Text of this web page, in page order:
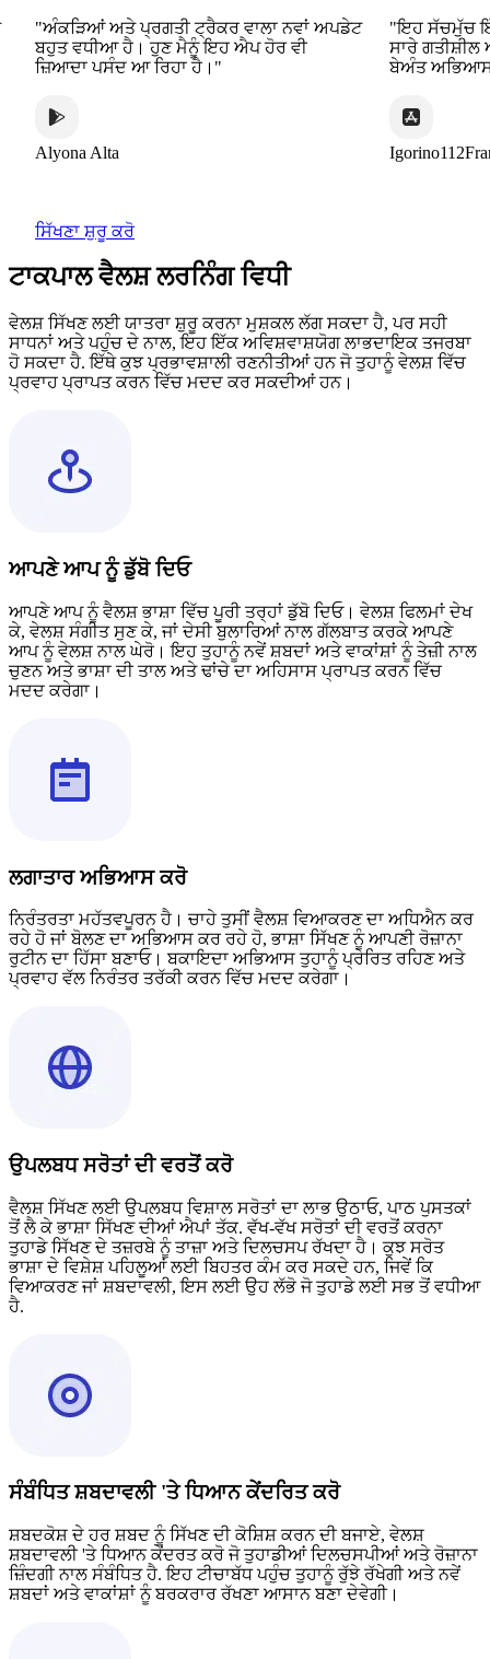
"ਅੰਕੜਿਆਂ ਅਤੇ ਪ੍ਰਗਤੀ ਟ੍ਰੈਕਰ ਵਾਲਾ ਨਵਾਂ ਅਪਡੇਟ
ਬਹੁਤ ਵਧੀਆ ਹੈ। ਹੁਣ ਮੈਨੂੰ ਇਹ ਐਪ ਹੋਰ ਵੀ
ਜ਼ਿਆਦਾ ਪਸੰਦ ਆ ਰਿਹਾ ਹੈ।"
Alyona Alta
"ਇਹ ਸੱਚਮੁੱਚ ਇੱਕ
ਸਾਰੇ ਗਤੀਸ਼ੀਲ
ਬੇਅੰਤ ਅਭਿਆਸ
Igorino112France
ਸਿੱਖਣਾ ਸ਼ੁਰੂ ਕਰੋ
ਟਾਕਪਾਲ ਵੈਲਸ਼ ਲਰਨਿੰਗ ਵਿਧੀ
ਵੇਲਸ਼ ਸਿੱਖਣ ਲਈ ਯਾਤਰਾ ਸ਼ੁਰੂ ਕਰਨਾ ਮੁਸ਼ਕਲ ਲੱਗ ਸਕਦਾ ਹੈ, ਪਰ ਸਹੀ
ਸਾਧਨਾਂ ਅਤੇ ਪਹੁੰਚ ਦੇ ਨਾਲ, ਇਹ ਇੱਕ ਅਵਿਸ਼ਵਾਸ਼ਯੋਗ ਲਾਭਦਾਇਕ ਤਜਰਬਾ
ਹੋ ਸਕਦਾ ਹੈ. ਇੱਥੇ ਕੁਝ ਪ੍ਰਭਾਵਸ਼ਾਲੀ ਰਣਨੀਤੀਆਂ ਹਨ ਜੋ ਤੁਹਾਨੂੰ ਵੇਲਸ਼ ਵਿੱਚ
ਪ੍ਰਵਾਹ ਪ੍ਰਾਪਤ ਕਰਨ ਵਿੱਚ ਮਦਦ ਕਰ ਸਕਦੀਆਂ ਹਨ।
ਆਪਣੇ ਆਪ ਨੂੰ ਡੁੱਬੋ ਦਿਓ
ਆਪਣੇ ਆਪ ਨੂੰ ਵੈਲਸ਼ ਭਾਸ਼ਾ ਵਿੱਚ ਪੂਰੀ ਤਰ੍ਹਾਂ ਡੁੱਬੋ ਦਿਓ। ਵੇਲਸ਼ ਫਿਲਮਾਂ ਦੇਖ
ਕੇ, ਵੇਲਸ਼ ਸੰਗੀਤ ਸੁਣ ਕੇ, ਜਾਂ ਦੇਸੀ ਬੁਲਾਰਿਆਂ ਨਾਲ ਗੱਲਬਾਤ ਕਰਕੇ ਆਪਣੇ
ਆਪ ਨੂੰ ਵੇਲਸ਼ ਨਾਲ ਘੇਰੋ। ਇਹ ਤੁਹਾਨੂੰ ਨਵੇਂ ਸ਼ਬਦਾਂ ਅਤੇ ਵਾਕਾਂਸ਼ਾਂ ਨੂੰ ਤੇਜ਼ੀ ਨਾਲ
ਚੁਣਨ ਅਤੇ ਭਾਸ਼ਾ ਦੀ ਤਾਲ ਅਤੇ ਢਾਂਚੇ ਦਾ ਅਹਿਸਾਸ ਪ੍ਰਾਪਤ ਕਰਨ ਵਿੱਚ
ਮਦਦ ਕਰੇਗਾ।
ਲਗਾਤਾਰ ਅਭਿਆਸ ਕਰੋ
ਨਿਰੰਤਰਤਾ ਮਹੱਤਵਪੂਰਨ ਹੈ। ਚਾਹੇ ਤੁਸੀਂ ਵੈਲਸ਼ ਵਿਆਕਰਣ ਦਾ ਅਧਿਐਨ ਕਰ
ਰਹੇ ਹੋ ਜਾਂ ਬੋਲਣ ਦਾ ਅਭਿਆਸ ਕਰ ਰਹੇ ਹੋ, ਭਾਸ਼ਾ ਸਿੱਖਣ ਨੂੰ ਆਪਣੀ ਰੋਜ਼ਾਨਾ
ਰੁਟੀਨ ਦਾ ਹਿੱਸਾ ਬਣਾਓ। ਬਕਾਇਦਾ ਅਭਿਆਸ ਤੁਹਾਨੂੰ ਪ੍ਰੇਰਿਤ ਰਹਿਣ ਅਤੇ
ਪ੍ਰਵਾਹ ਵੱਲ ਨਿਰੰਤਰ ਤਰੱਕੀ ਕਰਨ ਵਿੱਚ ਮਦਦ ਕਰੇਗਾ।
ਉਪਲਬਧ ਸਰੋਤਾਂ ਦੀ ਵਰਤੋਂ ਕਰੋ
ਵੈਲਸ਼ ਸਿੱਖਣ ਲਈ ਉਪਲਬਧ ਵਿਸ਼ਾਲ ਸਰੋਤਾਂ ਦਾ ਲਾਭ ਉਠਾਓ, ਪਾਠ ਪੁਸਤਕਾਂ
ਤੋਂ ਲੈ ਕੇ ਭਾਸ਼ਾ ਸਿੱਖਣ ਦੀਆਂ ਐਪਾਂ ਤੱਕ. ਵੱਖ-ਵੱਖ ਸਰੋਤਾਂ ਦੀ ਵਰਤੋਂ ਕਰਨਾ
ਤੁਹਾਡੇ ਸਿੱਖਣ ਦੇ ਤਜ਼ਰਬੇ ਨੂੰ ਤਾਜ਼ਾ ਅਤੇ ਦਿਲਚਸਪ ਰੱਖਦਾ ਹੈ। ਕੁਝ ਸਰੋਤ
ਭਾਸ਼ਾ ਦੇ ਵਿਸ਼ੇਸ਼ ਪਹਿਲੂਆਂ ਲਈ ਬਿਹਤਰ ਕੰਮ ਕਰ ਸਕਦੇ ਹਨ, ਜਿਵੇਂ ਕਿ
ਵਿਆਕਰਣ ਜਾਂ ਸ਼ਬਦਾਵਲੀ, ਇਸ ਲਈ ਉਹ ਲੱਭੋ ਜੋ ਤੁਹਾਡੇ ਲਈ ਸਭ ਤੋਂ ਵਧੀਆ
ਹੈ.
ਸੰਬੰਧਿਤ ਸ਼ਬਦਾਵਲੀ 'ਤੇ ਧਿਆਨ ਕੇਂਦਰਿਤ ਕਰੋ
ਸ਼ਬਦਕੋਸ਼ ਦੇ ਹਰ ਸ਼ਬਦ ਨੂੰ ਸਿੱਖਣ ਦੀ ਕੋਸ਼ਿਸ਼ ਕਰਨ ਦੀ ਬਜਾਏ, ਵੇਲਸ਼
ਸ਼ਬਦਾਵਲੀ 'ਤੇ ਧਿਆਨ ਕੇਂਦਰਤ ਕਰੋ ਜੋ ਤੁਹਾਡੀਆਂ ਦਿਲਚਸਪੀਆਂ ਅਤੇ ਰੋਜ਼ਾਨਾ
ਜ਼ਿੰਦਗੀ ਨਾਲ ਸੰਬੰਧਿਤ ਹੈ. ਇਹ ਟੀਚਾਬੱਧ ਪਹੁੰਚ ਤੁਹਾਨੂੰ ਰੁੱਝੇ ਰੱਖੇਗੀ ਅਤੇ ਨਵੇਂ
ਸ਼ਬਦਾਂ ਅਤੇ ਵਾਕਾਂਸ਼ਾਂ ਨੂੰ ਬਰਕਰਾਰ ਰੱਖਣਾ ਆਸਾਨ ਬਣਾ ਦੇਵੇਗੀ।